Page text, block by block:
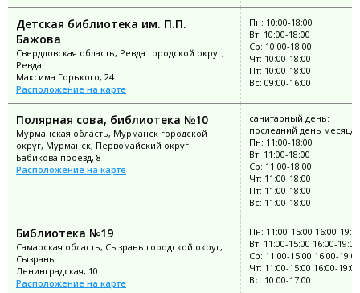
Детская библиотека им. П.П.
Бажова
Свердловская область, Ревда городской округ,
Ревда
Максима Горького, 24
Расположение на карте
Пн: 10:00-18:00
Вт: 10:00-18:00
Ср: 10:00-18:00
Чт: 10:00-18:00
Пт: 10:00-18:00
Вс: 09:00-16:00
Полярная сова, библиотека №10
Мурманская область, Мурманск городской
округ, Мурманск, Первомайский округ
Бабикова проезд, 8
Расположение на карте
санитарный день:
последний день месяца
Пн: 11:00-18:00
Вт: 11:00-18:00
Ср: 11:00-18:00
Чт: 11:00-18:00
Пт: 11:00-18:00
Вс: 11:00-18:00
Библиотека №19
Самарская область, Сызрань городской округ,
Сызрань
Ленинградская, 10
Расположение на карте
Пн: 11:00-15:00 16:00-
Вт: 11:00-15:00 16:00-19:00
Ср: 11:00-15:00 16:00-19:00
Чт: 11:00-15:00 16:00-19:00
Вс: 10:00-17:00